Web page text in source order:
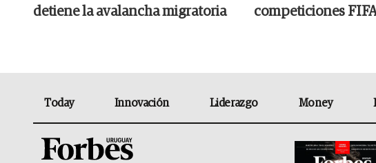
detiene la avalancha migratoria
competiciones
Today Innovación Liderazgo Money